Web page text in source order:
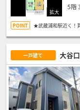
5階
★武蔵浦和駅近く！
一戸建て 大谷